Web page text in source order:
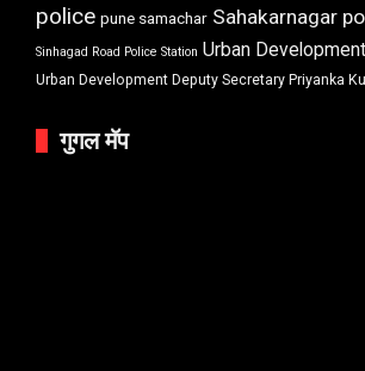
police pune samachar Sahakarnagar
Sinhagad Road Police Station Urban
Urban Development Deputy Secretary Priyanka
गुगल मॅप